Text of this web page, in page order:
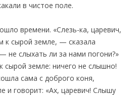
в чистое поле.
времени. «Слезь-ка, царевич,
к сырой земле, — сказала
не слыхать ли за нами погони?»
сырой земле: ничего не слышно!
сама с доброго коня,
и говорит: «Ах, царевич! Слышу